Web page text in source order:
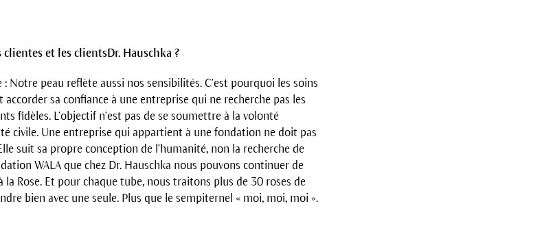
et les clientsDr. Hauschka ?
: Notre peau reflète aussi nos sensibili­tés. C’est pourquoi les soins
sa confiance à une entreprise qui ne recherche pas les
fidèles. L’objectif n’est pas de se soumettre à la volonté
civile. Une entreprise qui appartient à une fondation ne doit pas
suit sa propre conception de l’humanité, non la recherche de
WALA que chez Dr. Hauschka nous pouvons continuer de
Rose. Et pour chaque tube, nous traitons plus de 30 roses de
bien avec une seule. Plus que le sempiternel « moi, moi, moi ».